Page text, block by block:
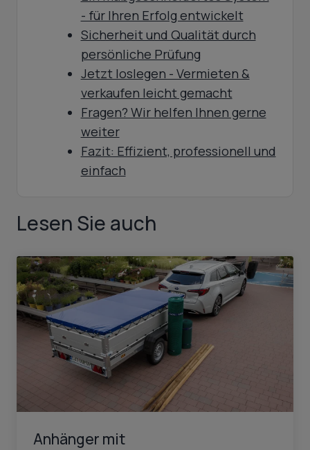
- für Ihren Erfolg entwickelt
Sicherheit und Qualität durch
persönliche Prüfung
Jetzt loslegen - Vermieten &
verkaufen leicht gemacht
Fragen? Wir helfen Ihnen gerne
weiter
Fazit: Effizient, professionell und
einfach
Lesen Sie auch
Anhänger mit